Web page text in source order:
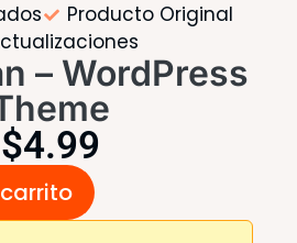
Producto Original
– WordPress
$4.99